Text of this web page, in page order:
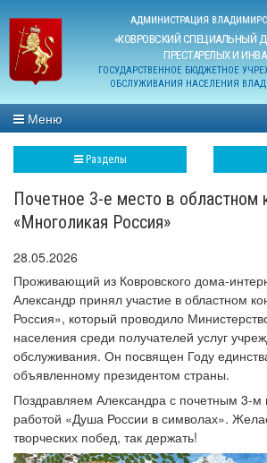
АДМИНИСТРАЦИЯ
«КОВРОВСКИЙ СПЕЦИАЛЬНЫЙ
ПРЕСТАРЕЛЫХ И
ГОСУДАРСТВЕННОЕ БЮДЖЕТНОЕ
ОБСЛУЖИВАНИЯ НАСЕЛЕНИЯ
Меню
Разделы
Почетное 3-е место в областном
«Многоликая Россия»
28.05.2026
Проживающий из Ковровского дома-
Александр принял участие в областном
Россия», который проводило
населения среди получателей услуг
обслуживания. Он посвящен Году
объявленному президентом страны.
Поздравляем Александра с почетным 3-м
работой «Душа России в символах».
творческих побед, так держать!